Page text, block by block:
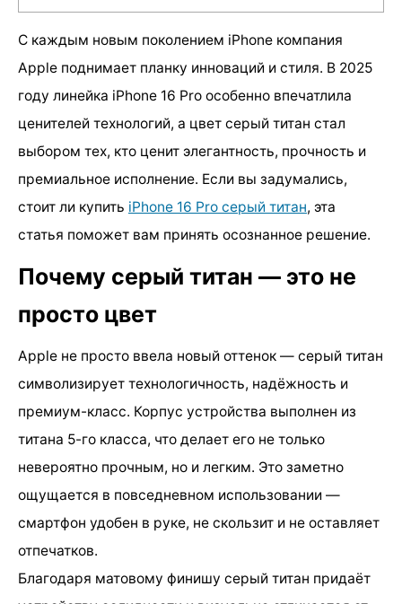
С каждым новым поколением iPhone компания
Apple поднимает планку инноваций и стиля. В 2025
году линейка iPhone 16 Pro особенно впечатлила
ценителей технологий, а цвет серый титан стал
выбором тех, кто ценит элегантность, прочность и
премиальное исполнение. Если вы задумались,
стоит ли купить iPhone 16 Pro серый титан, эта
статья поможет вам принять осознанное решение.
Почему серый титан — это не
просто цвет
Apple не просто ввела новый оттенок — серый титан
символизирует технологичность, надёжность и
премиум-класс. Корпус устройства выполнен из
титана 5-го класса, что делает его не только
невероятно прочным, но и легким. Это заметно
ощущается в повседневном использовании —
смартфон удобен в руке, не скользит и не оставляет
отпечатков.
Благодаря матовому финишу серый титан придаёт